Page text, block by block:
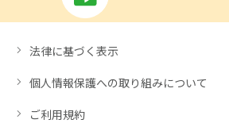
法律に基づく表示
個人情報保護への取り組みについて
ご利用規約